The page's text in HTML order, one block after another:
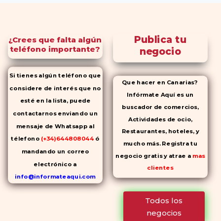
¿Crees que falta algún
teléfono importante?
Si tienes algún teléfono que
considere de interés que no
esté en la lista, puede
contactarnos enviando un
mensaje de Whatsapp al
télefono (+34)644808044 ó
mandando un correo
electrónico a
info@informateaqui.com
Mientras que antes la
Publica tu
negocio
Que hacer en Canarias?
Infórmate Aquí es un
buscador de comercios,
Actividades de ocio,
Restaurantes, hoteles, y
mucho más. Registra tu
negocio gratis y atrae a mas
clientes
Todos los
negocios